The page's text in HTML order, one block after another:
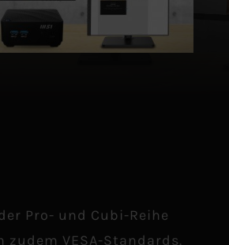
Pro- und Cubi-Reihe
VESA-Standards.